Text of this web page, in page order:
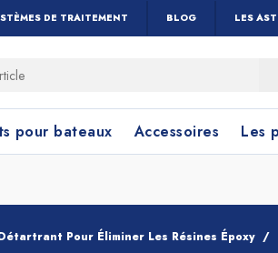
DE TRAITEMENT BLOG LES
pour bateaux Accessoires Les
Pour Éliminer Les Résines Époxy